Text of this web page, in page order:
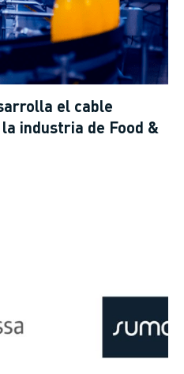
el cable
industria de Food &